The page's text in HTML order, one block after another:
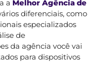
a Melhor Agência de
diferenciais, como
especializados
de
da agência você vai
para dispositivos